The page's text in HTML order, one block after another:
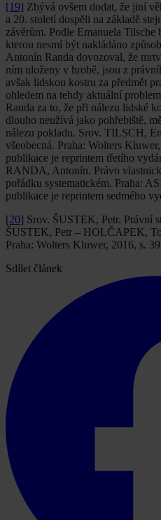
[19] Zbývá ovšem dodat, že jiní
a 20. století dospěli na základě
závěrům. Podle Emanuela
kterou nesmí být nakládáno
Antonín Randa dovozoval, že
ním uloženy v hrobě, jsou z
avšak lidskou kostru za předmět
ohledem na tehdy aktuální
Randa za to, že při nálezu lidské
dlouho neužívá jako pohřebiště,
nálezu pokladu. Srov. TILSCH,
všeobecná. Praha: Wolters
publikace je reprintem třetího
RANDA, Antonín. Právo
pořádku systematickém. Praha:
publikace je reprintem sedmého
[20] Srov. ŠUSTEK, Petr. Právní
ŠUSTEK, Petr – HOLČAPEK,
Praha: Wolters Kluwer, 2016, s.
Sdílet článek